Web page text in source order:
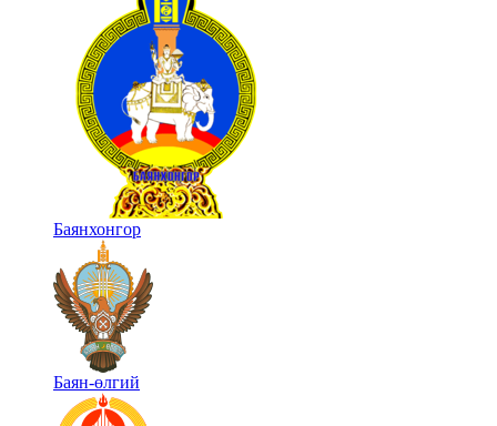
Баянхонгор
Баян-өлгий